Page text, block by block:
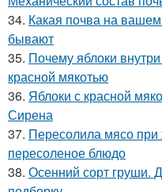
34. Какая почва на
бывают
35. Почему яблоки
красной мякотью
36. Яблоки с красной
Сирена
37. Пересолила мясо при
пересоленое блюдо
38. Осенний сорт груши.